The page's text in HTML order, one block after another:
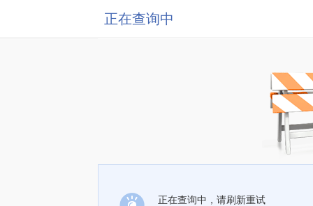
正在查询中
正在查询中，请刷新重试